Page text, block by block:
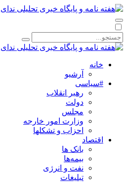
خانه
آرشیو
#سیاسی
رهبر انقلاب
دولت
مجلس
وزارت امور خارجه
احزاب و تشکلها
اقتصاد
بانک ها
بیمه‌ها
نفت و انرژی
تبلیغات